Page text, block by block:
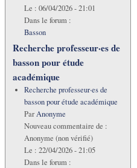
Le : 06/04/2026 - 21:01
Dans le forum :
Basson
Recherche professeur·es de
basson pour étude
académique
Recherche professeur·es de
basson pour étude académique
ParAnonyme
Nouveau commentaire de :
Anonyme (non vérifié)
Le : 22/04/2026 - 21:05
Dans le forum :